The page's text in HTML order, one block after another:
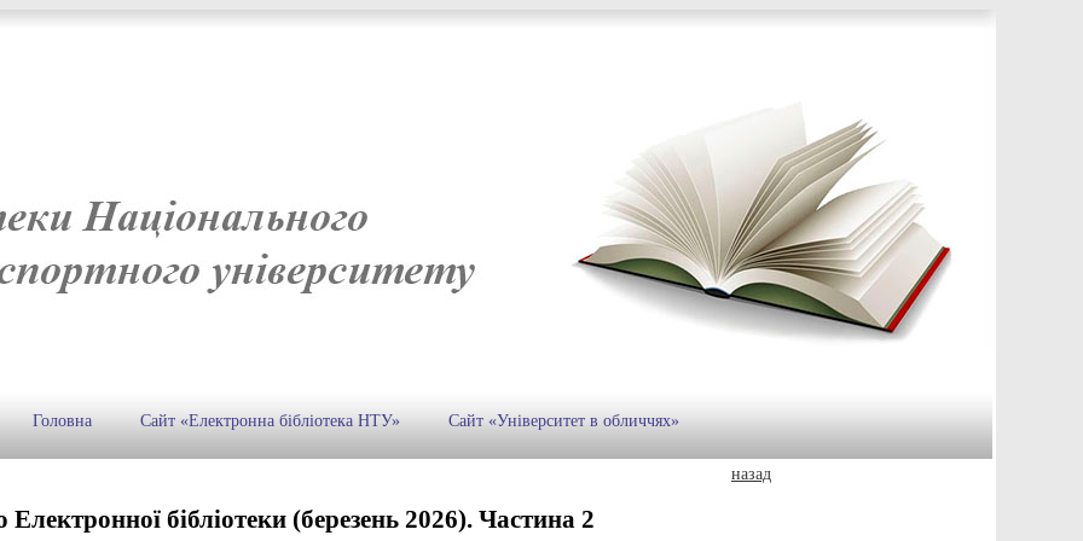
Головна Сайт «Електронна бібліотека НТУ» Сайт «Університет в обличчях»
назад
бібліотеки (березень 2026). Частина 2